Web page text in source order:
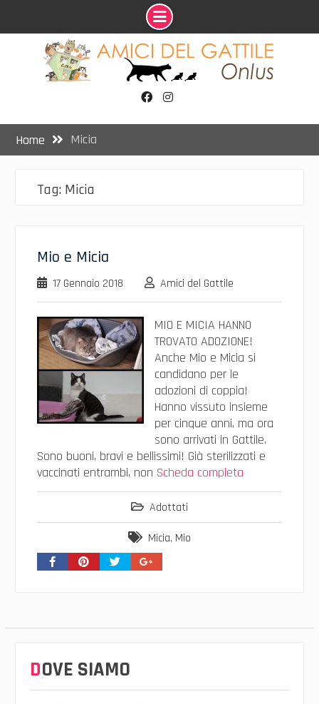
Home
Micia
Tag: Micia
Mio e Micia
17 Gennaio 2018 Amici del Gattile
MIO E MICIA HANNO
TROVATO ADOZIONE!
Anche Mio e Micia si
candidano per le
adozioni di coppia!
Hanno vissuto insieme
per cinque anni, ma ora
sono arrivati in Gattile.
Sono buoni, bravi e bellissimi! Già sterilizzati e
vaccinati entrambi, non Scheda completa
Adottati
Micia, Mio
DOVE SIAMO